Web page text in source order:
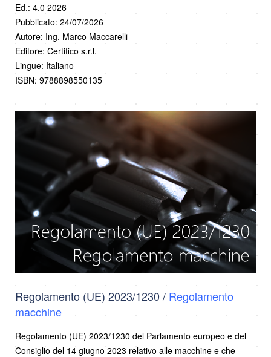
Ed.: 4.0 2026
Pubblicato: 24/07/2026
Autore: Ing. Marco Maccarelli
Editore: Certifico s.r.l.
Lingue: Italiano
ISBN: 9788898550135
Regolamento (UE) 2023/1230 / Regolamento
macchine
Regolamento (UE) 2023/1230 del Parlamento europeo e del
Consiglio del 14 giugno 2023 relativo alle macchine e che